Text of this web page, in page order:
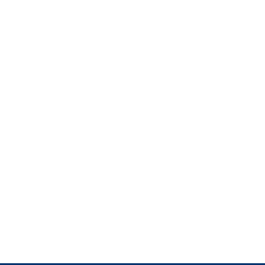
Régie publicitaire